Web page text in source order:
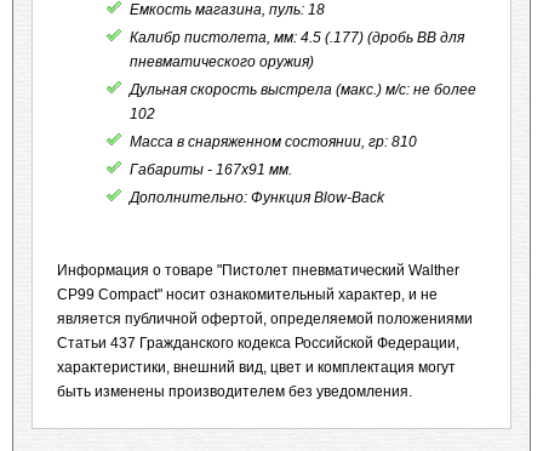
Емкость магазина, пуль: 18
Калибр пистолета, мм: 4.5 (.177) (дробь BB для
пневматического оружия)
Дульная скорость выстрела (макс.) м/с: не более
102
Масса в снаряженном состоянии, гр: 810
Габариты - 167x91 мм.
Дополнительно: Функция Blow-Back
Информация о товаре "Пистолет пневматический Walther
CP99 Compact" носит ознакомительный характер, и не
является публичной офертой, определяемой положениями
Статьи 437 Гражданского кодекса Российской Федерации,
характеристики, внешний вид, цвет и комплектация могут
быть изменены производителем без уведомления.